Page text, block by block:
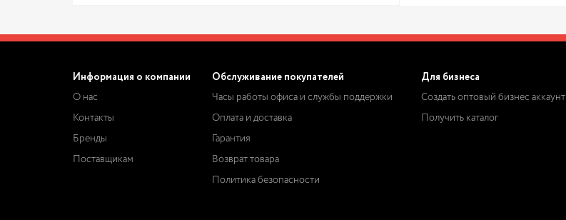
Информация о компании
О нас
Контакты
Бренды
Поставщикам
Обслуживание покупателей
Часы работы офиса и службы поддержки
Оплата и доставка
Гарантия
Возврат товара
Политика безопасности
Для бизнеса
Создать оптовый бизнес аккаунт
Получить каталог